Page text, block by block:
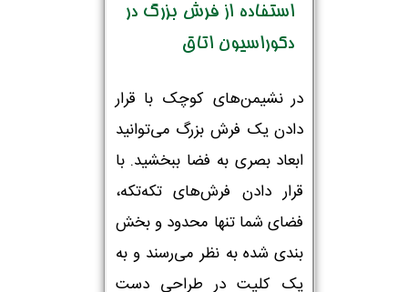
استفاده از فرش بزرگ در
دکوراسیون اتاق
در نشیمن‌های کوچک با قرار
دادن یک فرش بزرگ می‌توانید
ابعاد بصری به فضا ببخشید. با
قرار دادن فرش‌های تکه‌تکه،
فضای شما تنها محدود و بخش
بندی شده به نظر می‌رسند و به
یک کلیت در طراحی دست